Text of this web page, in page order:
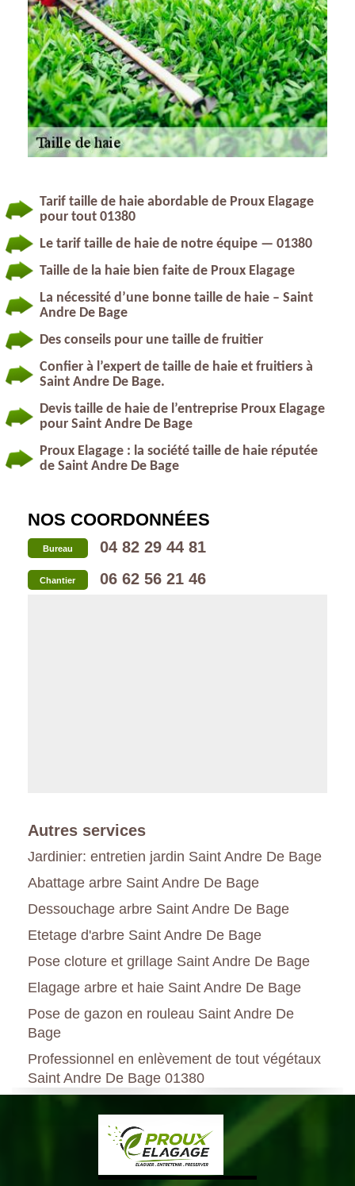
Tarif taille de haie abordable de Proux Elagage
pour tout 01380
Le tarif taille de haie de notre équipe — 01380
Taille de la haie bien faite de Proux Elagage
La nécessité d’une bonne taille de haie – Saint
Andre De Bage
Des conseils pour une taille de fruitier
Confier à l’expert de taille de haie et fruitiers à
Saint Andre De Bage.
Devis taille de haie de l’entreprise Proux Elagage
pour Saint Andre De Bage
Proux Elagage : la société taille de haie réputée
de Saint Andre De Bage
NOS COORDONNÉES
Bureau 04 82 29 44 81
Chantier 06 62 56 21 46
Autres services
Jardinier: entretien jardin Saint Andre De Bage
Abattage arbre Saint Andre De Bage
Dessouchage arbre Saint Andre De Bage
Etetage d'arbre Saint Andre De Bage
Pose cloture et grillage Saint Andre De Bage
Elagage arbre et haie Saint Andre De Bage
Pose de gazon en rouleau Saint Andre De
Bage
Professionnel en enlèvement de tout végétaux
Saint Andre De Bage 01380